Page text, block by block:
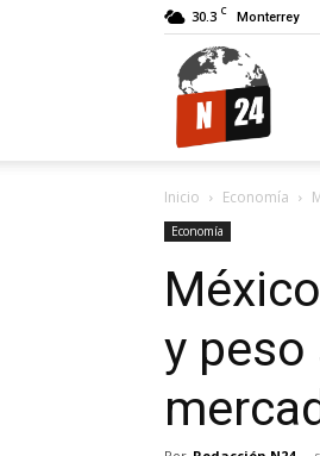
30.3 C Monterrey
Inicio Economía
Economía
y